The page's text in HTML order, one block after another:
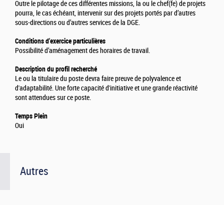
Outre le pilotage de ces différentes missions, la ou le chef(fe) de projets
pourra, le cas échéant, intervenir sur des projets portés par d’autres
sous-directions ou d’autres services de la DGE.
Conditions d'exercice particulières
Possibilité d’aménagement des horaires de travail.
Description du profil recherché
Le ou la titulaire du poste devra faire preuve de polyvalence et
d'adaptabilité. Une forte capacité d'initiative et une grande réactivité
sont attendues sur ce poste.
Temps Plein
Oui
Autres